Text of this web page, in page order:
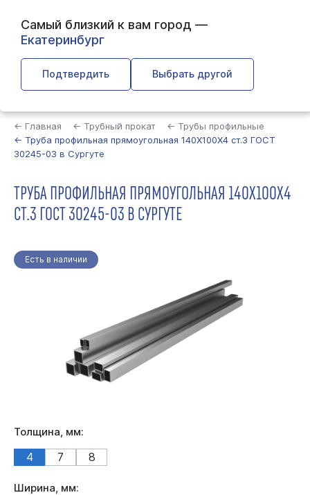
Самый близкий к вам город —
Екатеринбург
Подтвердить Выбрать другой
← Главная ← Трубный прокат
← Трубы профильные
← Труба профильная прямоугольная 140Х100Х4 ст.3 ГОСТ
30245-03 в Сургуте
ТРУБА ПРОФИЛЬНАЯ ПРЯМОУГОЛЬНАЯ 140Х100Х4
СТ.3 ГОСТ 30245-03 В СУРГУТЕ
Есть в наличии
Толщина, мм:
4 7 8
Ширина, мм: